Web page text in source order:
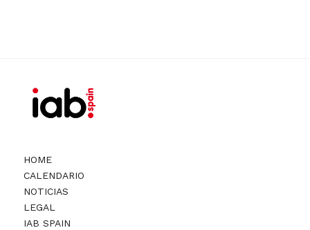
HOME
CALENDARIO
NOTICIAS
LEGAL
IAB SPAIN